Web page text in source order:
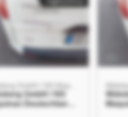
GmbH / NS
Deutschland